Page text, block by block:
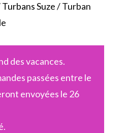
Turbans Suze/ Turban
des vacances.
passées entre le
envoyées le 26